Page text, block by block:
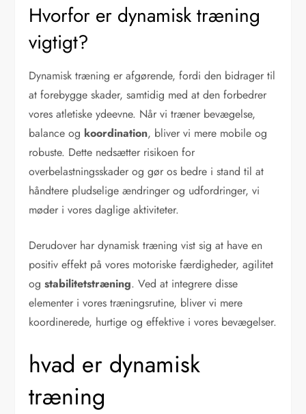
Hvorfor er dynamisk træning
vigtigt?
Dynamisk træning er afgørende, fordi den bidrager til
at forebygge skader, samtidig med at den forbedrer
vores atletiske ydeevne. Når vi træner bevægelse,
balance og koordination, bliver vi mere mobile og
robuste. Dette nedsætter risikoen for
overbelastningsskader og gør os bedre i stand til at
håndtere pludselige ændringer og udfordringer, vi
møder i vores daglige aktiviteter.
Derudover har dynamisk træning vist sig at have en
positiv effekt på vores motoriske færdigheder, agilitet
ogstabilitetstræning. Ved at integrere disse
elementer i vores træningsrutine, bliver vi mere
koordinerede, hurtige og effektive i vores bevægelser.
hvad er dynamisk
træning